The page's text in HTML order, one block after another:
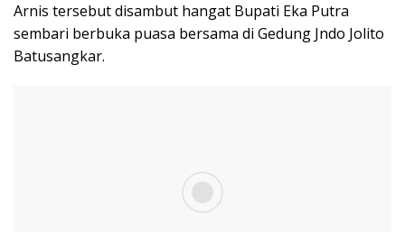
Arnis tersebut disambut hangat Bupati Eka Putra
sembari berbuka puasa bersama di Gedung Jndo Jolito
Batusangkar.